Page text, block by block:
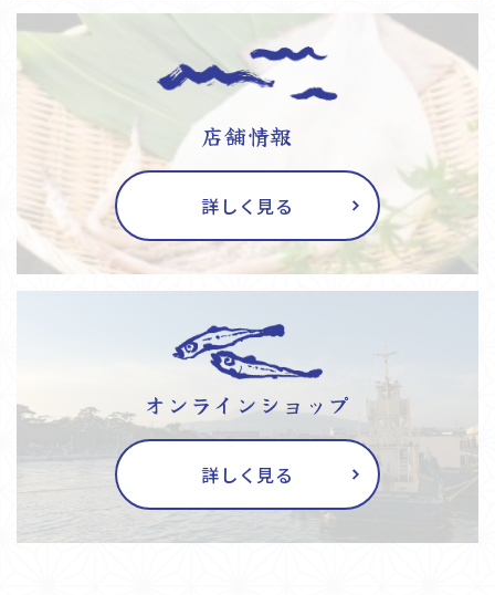
店舗情報
詳しく見る
オンラインショップ
詳しく見る